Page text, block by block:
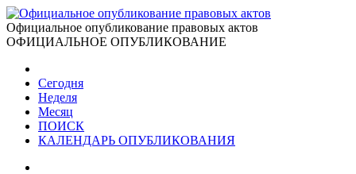
Официальное опубликование правовых актов
ОФИЦИАЛЬНОЕ ОПУБЛИКОВАНИЕ
Сегодня
Неделя
Месяц
ПОИСК
КАЛЕНДАРЬ ОПУБЛИКОВАНИЯ